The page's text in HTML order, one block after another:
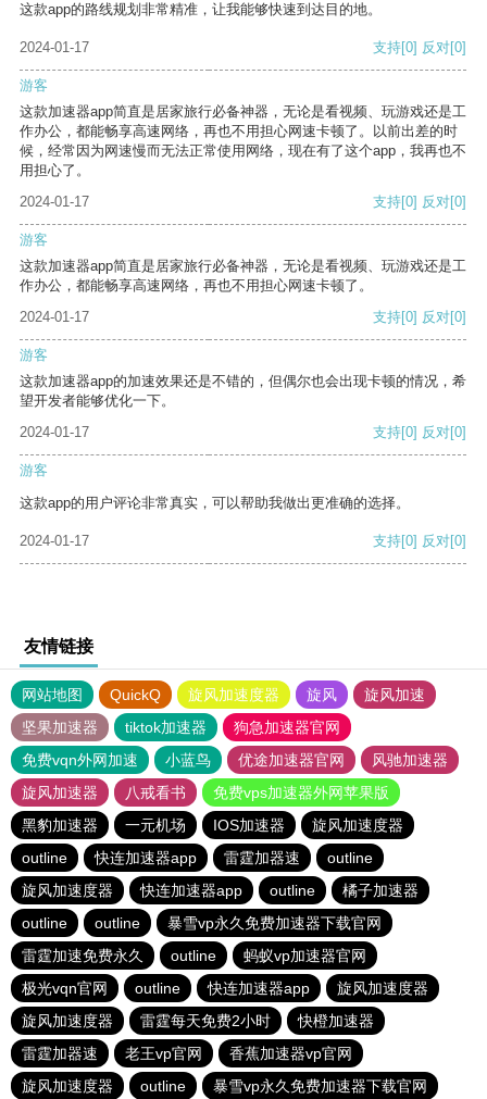
这款app的路线规划非常精准，让我能够快速到达目的地。
2024-01-17 支持[0] 反对[0]
游客
这款加速器app简直是居家旅行必备神器，无论是看视频、玩游戏还是工
作办公，都能畅享高速网络，再也不用担心网速卡顿了。以前出差的时
候，经常因为网速慢而无法正常使用网络，现在有了这个app，我再也不
用担心了。
2024-01-17
支持[0] 反对[0]
游客
这款加速器app简直是居家旅行必备神器，无论是看视频、玩游戏还是工
作办公，都能畅享高速网络，再也不用担心网速卡顿了。
2024-01-17
支持[0] 反对[0]
游客
这款加速器app的加速效果还是不错的，但偶尔也会出现卡顿的情况，希
望开发者能够优化一下。
2024-01-17
支持[0] 反对[0]
游客
这款app的用户评论非常真实，可以帮助我做出更准确的选择。
2024-01-17 支持[0] 反对[0]
友情链接
网站地图 QuickQ 旋风加速度器 旋风
旋风加速
坚果加速器
tiktok加速器
狗急加速器官网
免费vqn外网加速
小蓝鸟 优途加速器官网
风驰加速器
旋风加速器
八戒看书
免费vps加速器外网苹果版
黑豹加速器
一元机场 IOS加速器
旋风加速度器
outline
快连加速器app 雷霆加器速
outline
旋风加速度器
快连加速器app outline
橘子加速器
outline
outline
暴雪vp永久免费加速器下载官网
雷霆加速免费永久
outline
蚂蚁vp加速器官网
极光vqn官网
outline 快连加速器app
旋风加速度器
旋风加速度器
雷霆每天免费2小时
快橙加速器
雷霆加器速
老王vp官网
香蕉加速器vp官网
旋风加速度器
outline 暴雪vp永久免费加速器下载官网